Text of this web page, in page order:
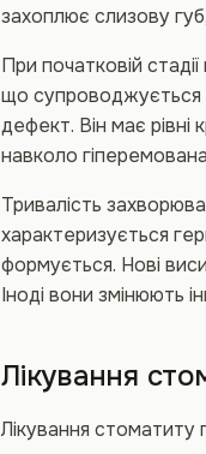
захоплює слизову
При початковій
що супроводжується
дефект. Він має рівні
навколо
Тривалість
характеризується
формується. Нові
Іноді вони змінюють
Лікування
Лікування стоматиту